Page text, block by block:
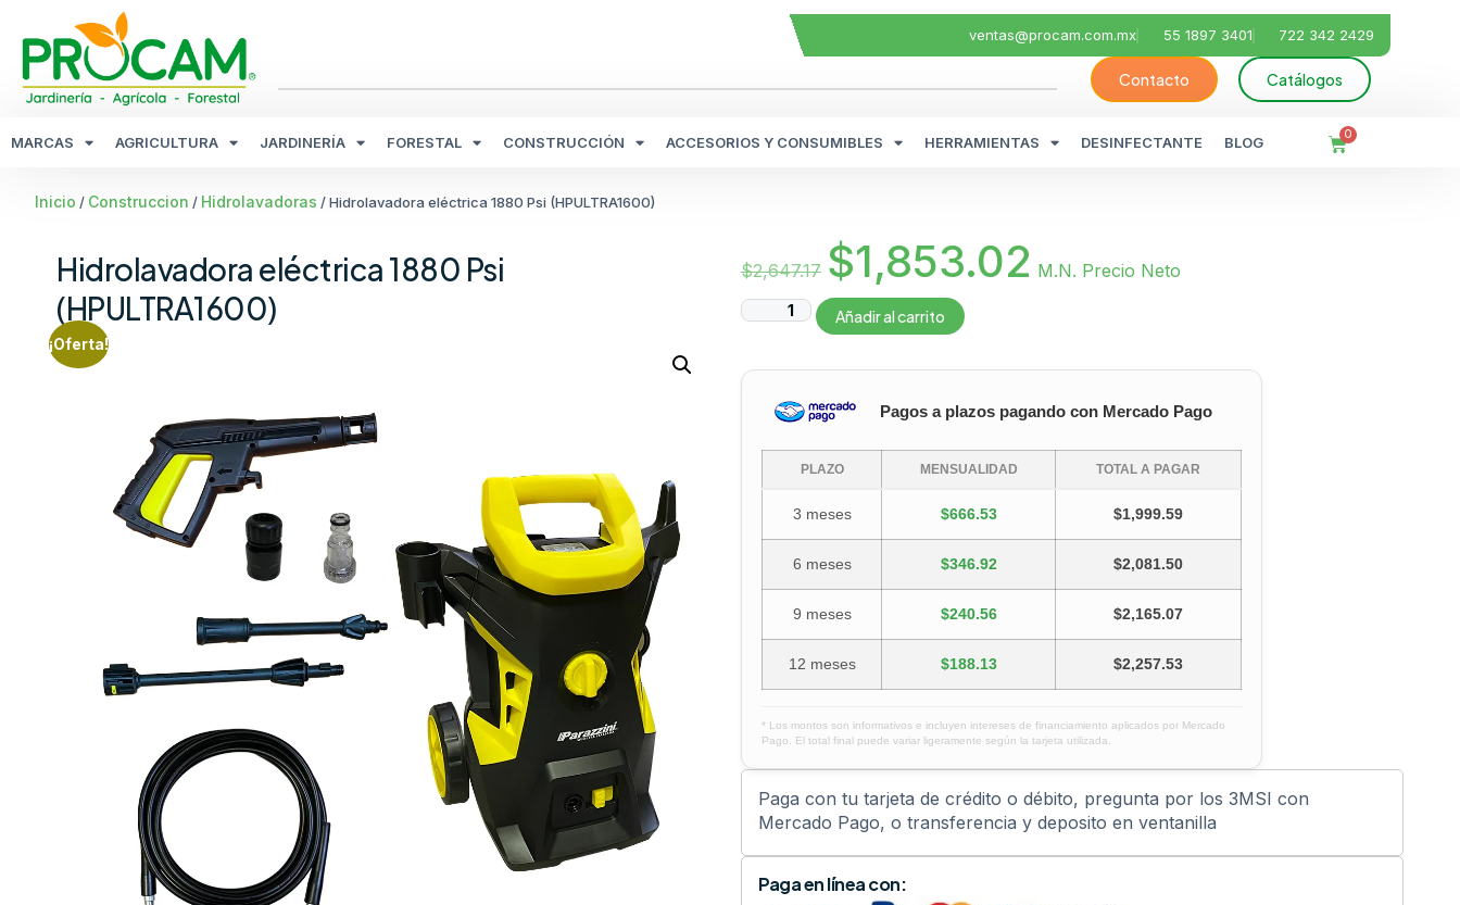
ventas@procam.com.mx 55 1897 3401 722 342 2429
Contacto Catálogos
MARCAS AGRICULTURA JARDINERÍA FORESTAL CONSTRUCCIÓN ACCESORIOS Y CONSUMIBLES HERRAMIENTAS DESINFECTANTE BLOG 0
Inicio / Construccion / Hidrolavadoras / Hidrolavadora eléctrica 1880 Psi (HPULTRA1600)
Hidrolavadora eléctrica 1880 Psi
(HPULTRA1600)
¡Oferta!
$2,647.17 $1,853.02 M.N. Precio Neto
Añadir al carrito
Pagos a plazos pagando con Mercado Pago
PLAZO MENSUALIDAD TOTAL A PAGAR
3 meses $666.53 $1,999.59
6 meses $346.92 $2,081.50
9 meses $240.56 $2,165.07
12 meses $188.13 $2,257.53
* Los montos son informativos e incluyen intereses de financiamiento aplicados por Mercado
Pago. El total final puede variar ligeramente según la tarjeta utilizada.
Paga con tu tarjeta de crédito o débito, pregunta por los 3MSI con
Mercado Pago, o transferencia y deposito en ventanilla
Paga en línea con: